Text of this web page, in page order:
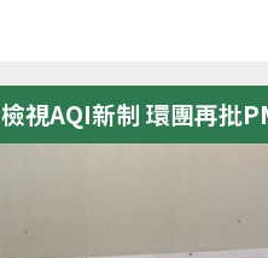
檢視AQI新制 環團再批